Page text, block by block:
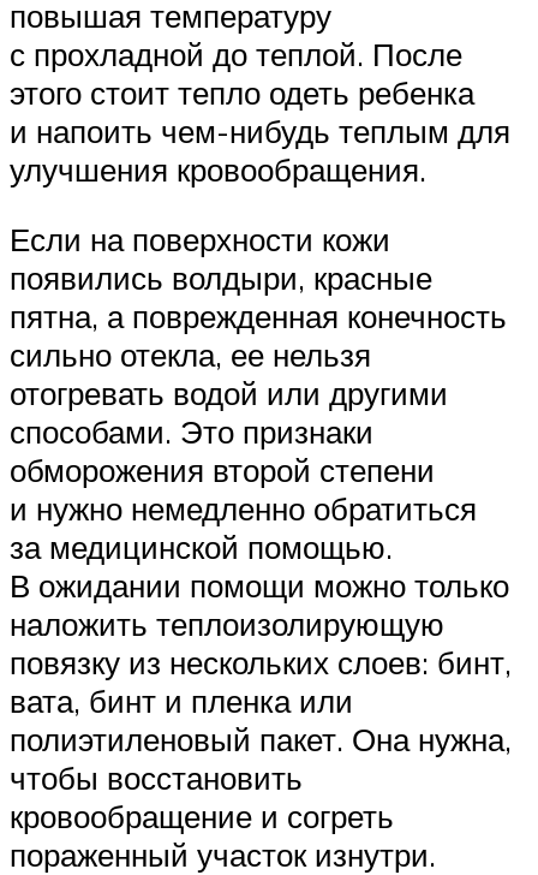
повышая температуру
с прохладной до теплой. После
этого стоит тепло одеть ребенка
и напоить чем-нибудь теплым для
улучшения кровообращения.
Если на поверхности кожи
появились волдыри, красные
пятна, а поврежденная конечность
сильно отекла, ее нельзя
отогревать водой или другими
способами. Это признаки
обморожения второй степени
и нужно немедленно обратиться
за медицинской помощью.
В ожидании помощи можно только
наложить теплоизолирующую
повязку из нескольких слоев: бинт,
вата, бинт и пленка или
полиэтиленовый пакет. Она нужна,
чтобы восстановить
кровообращение и согреть
пораженный участок изнутри.